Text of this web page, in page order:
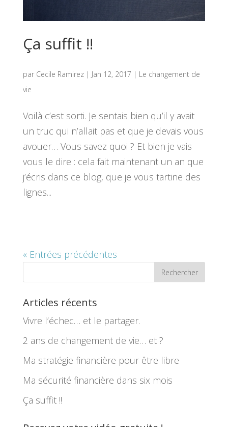
Ça suffit !!
par Cecile Ramirez| Jan 12, 2017 | Le changement de
vie
Voilà c’est sorti. Je sentais bien qu’il y avait
un truc qui n’allait pas et que je devais vous
avouer… Vous savez quoi ? Et bien je vais
vous le dire : cela fait maintenant un an que
j’écris dans ce blog, que je vous tartine des
lignes...
« Entrées précédentes
Articles récents
Vivre l’échec… et le partager.
2 ans de changement de vie… et ?
Ma stratégie financière pour être libre
Ma sécurité financière dans six mois
Ça suffit !!